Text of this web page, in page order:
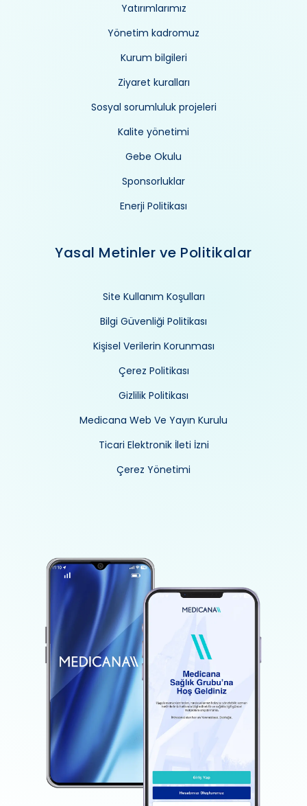
Yatırımlarımız
Yönetim kadromuz
Kurum bilgileri
Ziyaret kuralları
Sosyal sorumluluk projeleri
Kalite yönetimi
Gebe Okulu
Sponsorluklar
Enerji Politikası
Yasal Metinler ve Politikalar
Site Kullanım Koşulları
Bilgi Güvenliği Politikası
Kişisel Verilerin Korunması
Çerez Politikası
Gizlilik Politikası
Medicana Web Ve Yayın Kurulu
Ticari Elektronik İleti İzni
Çerez Yönetimi